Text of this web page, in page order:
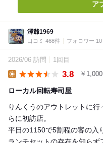
ア
澤爺1969
口コミ 468件 フォロワー
2026/06 訪問 1回目
3.8 ￥
ローカル回転寿司屋
りんくうのアウトレットに
らに初訪店。
平日の1150で5割程の客の入
ランチセットの存在を知らず